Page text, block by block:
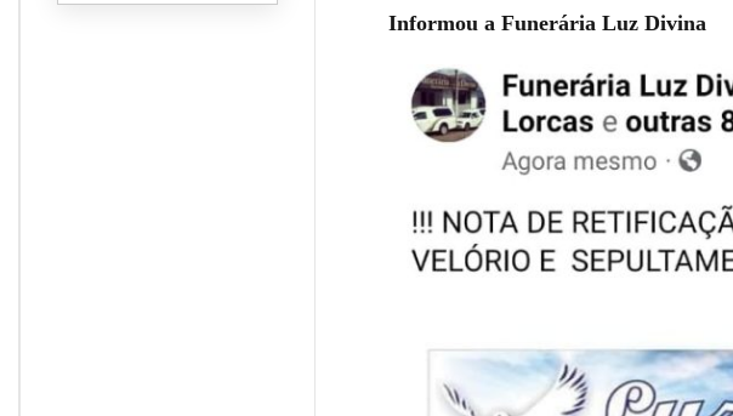
Informou a Funerária Luz Divina